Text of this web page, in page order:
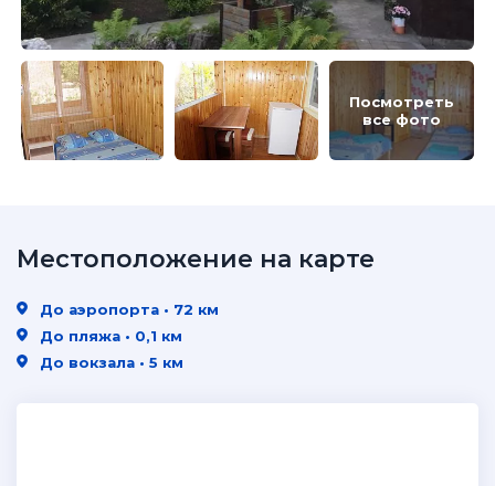
Посмотреть
все фото
Местоположение на карте
До аэропорта • 72 км
До пляжа • 0,1 км
До вокзала • 5 км